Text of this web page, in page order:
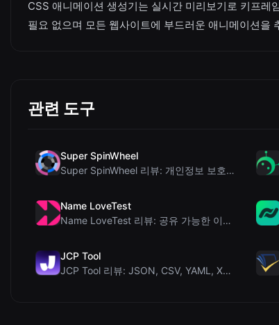
CSS 애니메이션 생성기는 실시간 미리보기로 키프
필요 없으며 모든 웹사이트에 부드러운 애니메이션을
관련 도구
Super SpinWheel
Super SpinWheel 리뷰: 개인정보 보호 우선 무료 휠 스피너
Name LoveTest
Name LoveTest 리뷰: 공유 가능한 이미지를 갖춘 개인정보 보호 중심의 연애 궁합...
JCP Tool
JCP Tool 리뷰: JSON, CSV, YAML, XML을 위한 무료 클라이언트 측 데...